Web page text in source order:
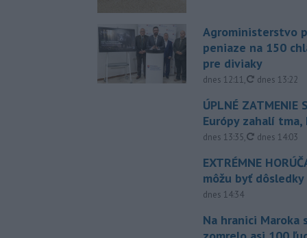
Agroministerstvo
peniaze na 150
pre diviaky
dnes 12:11, aktualizované
dnes 13:22
ÚPLNÉ ZATMENIE
Európy zahalí
dnes 13:35, aktualizované
dnes 14:03
EXTRÉMNE
môžu byť dôsledky
dnes 14:34
Na hranici Maroka